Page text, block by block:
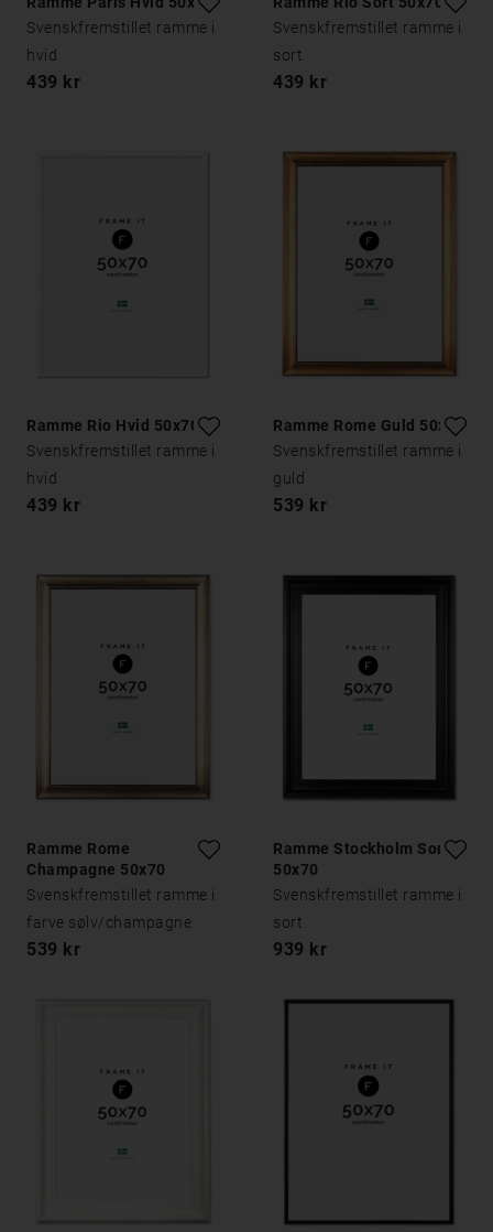
Svenskfremstillet ramme i
hvid
439 kr
Svenskfremstillet ramme i
sort
439 kr
Ramme Rio Hvid 50x70
Svenskfremstillet ramme i
hvid
439 kr
Ramme Rome Guld 50x70
Svenskfremstillet ramme i
guld
539 kr
Ramme Rome
Champagne 50x70
Svenskfremstillet ramme i
farve sølv/champagne
539 kr
Ramme Stockholm Sort
50x70
Svenskfremstillet ramme i
sort
939 kr